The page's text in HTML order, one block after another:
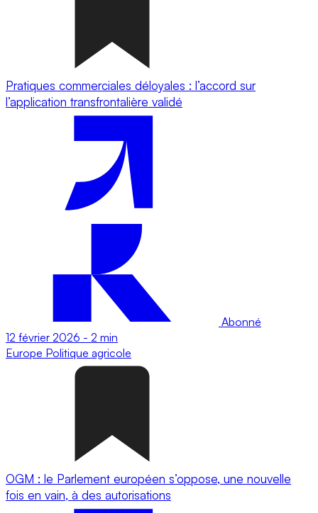
Pratiques commerciales déloyales : l’accord sur
l’application transfrontalière validé
Abonné
12 février 2026 - 2 min
Europe Politique agricole
OGM : le Parlement européen s’oppose, une nouvelle
fois en vain, à des autorisations